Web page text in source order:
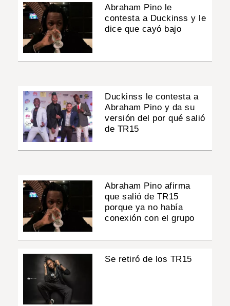
Abraham Pino le
contesta a Duckinss y le
dice que cayó bajo
Duckinss le contesta a
Abraham Pino y da su
versión del por qué salió
de TR15
Abraham Pino afirma
que salió de TR15
porque ya no había
conexión con el grupo
Se retiró de los TR15